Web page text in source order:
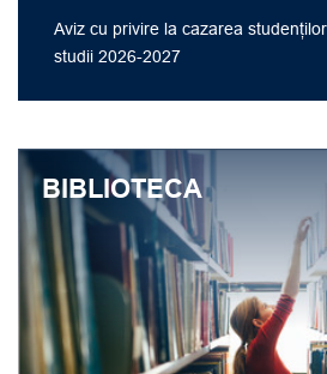
Aviz cu privire la cazarea
studii 2026-2027
BIBLIOTECA